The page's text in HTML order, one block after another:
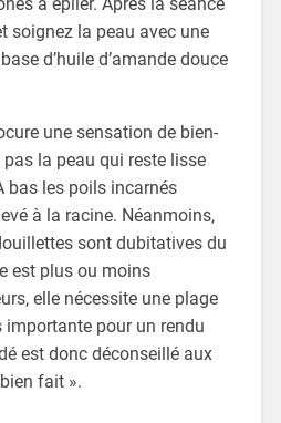
soignez la peau avec une
d’huile d’amande douce
une sensation de bien-
pas la peau qui reste lisse
bas les poils incarnés
à la racine. Néanmoins,
sont dubitatives du
est plus ou moins
elle nécessite une plage
pour un rendu
est donc déconseillé aux
fait ».